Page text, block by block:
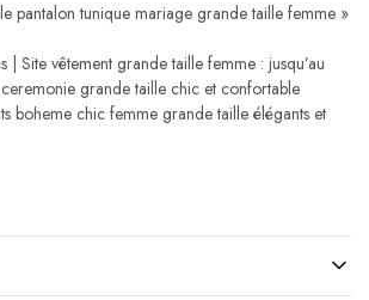
pantalon tunique mariage grande taille femme »
| Site vêtement grande taille femme : jusqu’au
grande taille chic et confortable
boheme chic femme grande taille élégants et